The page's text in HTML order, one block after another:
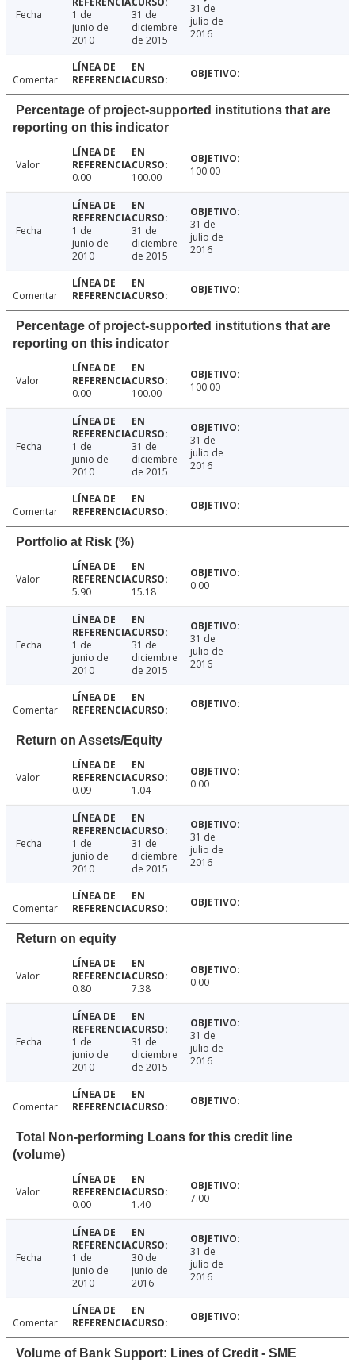
Fecha
1 de
junio de
2010
31 de
diciembre
de 2015
31 de
julio de
2016
Comentar
Percentage of project-supported institutions that are
reporting on this indicator
Valor
0.00
100.00 100.00
Fecha
1 de
junio de
2010
31 de
diciembre
de 2015
31 de
julio de
2016
Comentar
Percentage of project-supported institutions that are
reporting on this indicator
Valor
0.00
100.00 100.00
Fecha
1 de
junio de
2010
31 de
diciembre
de 2015
31 de
julio de
2016
Comentar
Portfolio at Risk (%)
Valor
5.90
15.18 0.00
Fecha
1 de
junio de
2010
31 de
diciembre
de 2015
31 de
julio de
2016
Comentar
Return on Assets/Equity
Valor
0.09
1.04 0.00
Fecha
1 de
junio de
2010
31 de
diciembre
de 2015
31 de
julio de
2016
Comentar
Return on equity
Valor
0.80
7.38 0.00
Fecha
1 de
junio de
2010
31 de
diciembre
de 2015
31 de
julio de
2016
Comentar
Total Non-performing Loans for this credit line
(volume)
Valor
0.00
1.40 7.00
Fecha
1 de
junio de
2010
30 de
junio de
2016
31 de
julio de
2016
Comentar
Volume of Bank Support: Lines of Credit - SME